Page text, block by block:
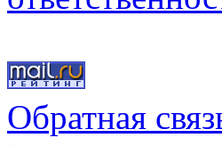
Обратная